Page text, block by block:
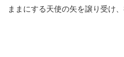
ままにする天使の矢を譲り受け